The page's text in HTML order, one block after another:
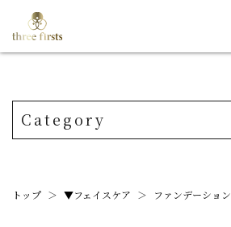
Category
トップ ＞ ▼フェイスケア ＞ ファンデーション